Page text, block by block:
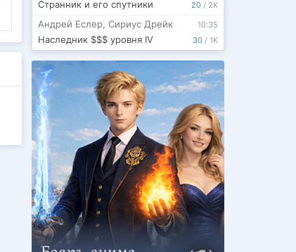
20 / 2K
Странник и его спутники
30 / 1K
10:35
Андрей Еслер, Сириус Дрейк
Наследник $$$ уровня IV